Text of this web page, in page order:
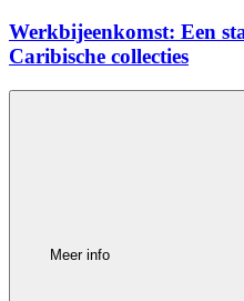
Werkbijeenkomst: Een
Caribische collecties
Meer info